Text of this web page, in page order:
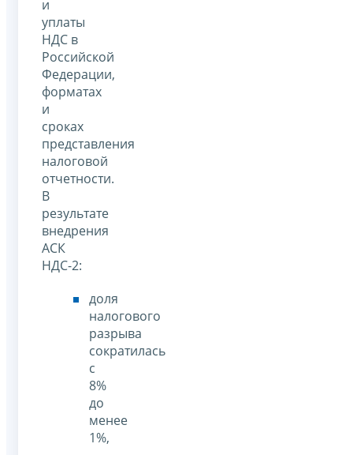
и
уплаты
НДС в
Российской
Федерации,
форматах
и
сроках
представления
налоговой
отчетности.
В
результате
внедрения
АСК
НДС-2:
доля
налогового
разрыва
сократилась
с
8%
до
менее
1%,